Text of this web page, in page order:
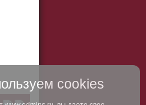
cookies